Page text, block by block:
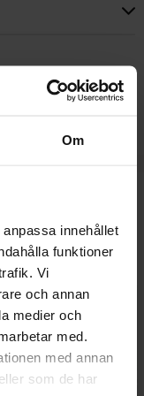
Om
innehållet
funktioner
Vi
och annan
medier och
med.
med annan
som de har
EUR (2026-
-18%